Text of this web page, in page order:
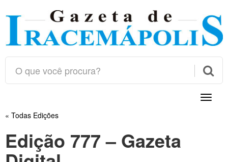

Toggle
« Todas Edições
Edição 777 – Gazeta